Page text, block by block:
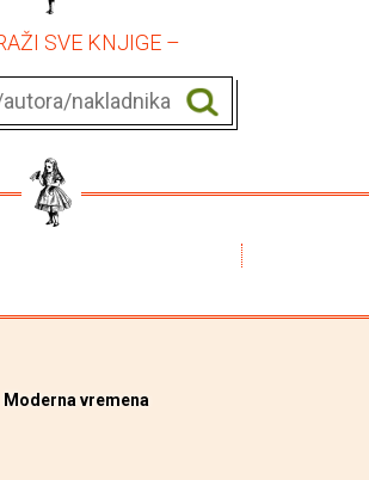
SVE KNJIGE –
Moderna vremena